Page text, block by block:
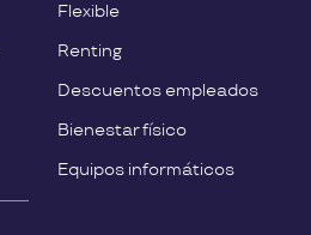
Flexible
Renting
Descuentos empleados
Bienestar físico
Equipos informáticos